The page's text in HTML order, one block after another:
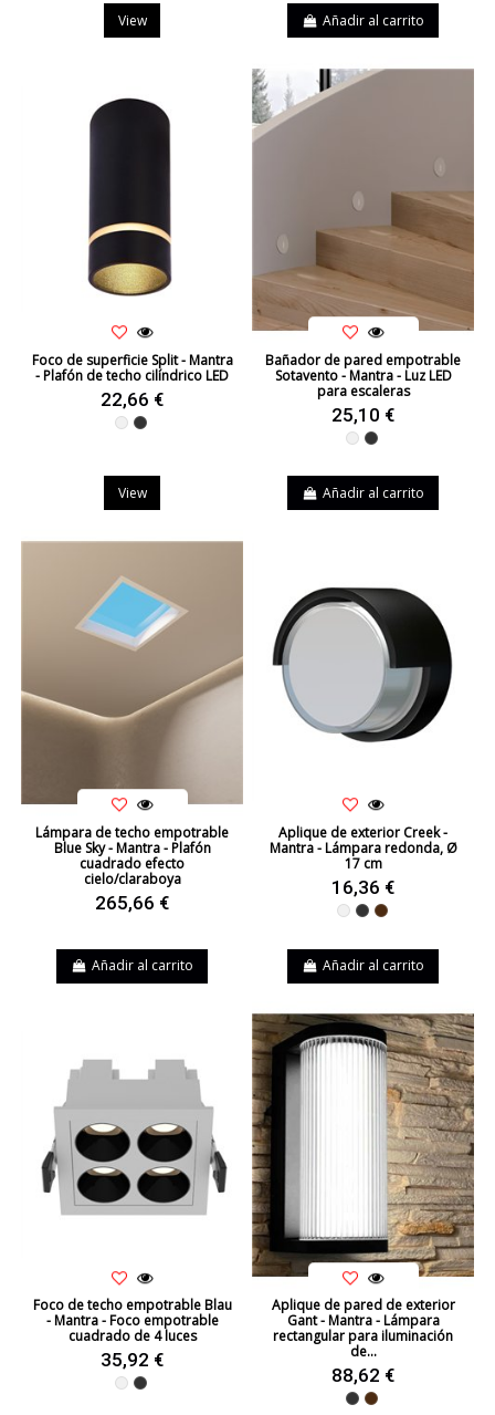
View Añadir al carrito
Foco de superficie Split - Mantra
- Plafón de techo cilíndrico LED
22,66 €
BlancoNegro
View
Bañador de pared empotrable
Sotavento - Mantra - Luz LED
para escaleras
25,10 €
BlancoNegro
Añadir al carrito
Lámpara de techo empotrable
Blue Sky - Mantra - Plafón
cuadrado efecto
cielo/claraboya
265,66 €
Añadir al carrito
Aplique de exterior Creek -
Mantra - Lámpara redonda, Ø
17 cm
16,36 €
Blanco
NegroMarrón
Añadir al carrito
Foco de techo empotrable Blau
- Mantra - Foco empotrable
cuadrado de 4 luces
35,92 €
BlancoNegro
Aplique de pared de exterior
Gant - Mantra - Lámpara
rectangular para iluminación
de...
88,62 €
NegroMarrón